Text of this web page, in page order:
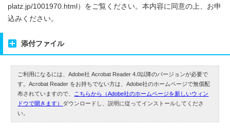
platz.jp/1001970.html）をご覧ください。本内容に同意の上、お申
込みください。
添付ファイル
ご利用になるには、Adobe社 Acrobat Reader 4.0以降のバージョンが必要で
す。Acrobat Reader をお持ちでない方は、Adobe社のホームページで無償配
布されていますので、
こちらから（Adobe社のホームページを新しいウィン
ドウで開きます） ダウンロードし、説明に従ってインストールしてくださ
い。